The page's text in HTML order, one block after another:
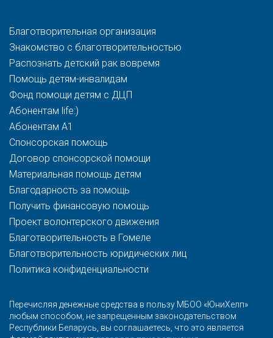
Благотворительная организация
Знакомство с благотворительностью
Распознать детский рак вовремя
Помощь детям-инвалидам
Фонд помощи детям с ДЦП
Абонентам life:)
Абонентам A1
Спонсорская помощь
Договор спонсорской помощи
Материальная помощь детям
Благодарность за помощь
Получить финансовую помощь
Проект волонтерского движения
Благотворительность в Гомеле
Благотворительность юридических лиц
Политика конфиденциальности
Перечисляя денежные средства в пользу МБОО «ЮниХелп»
любым способом, не запрещенным законодательством
Республики Беларусь, вы соглашаетесь, что это является